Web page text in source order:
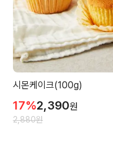
시몬케이크(100g)
17%2,390원
2,880원